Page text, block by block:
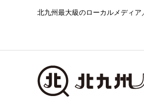
北九州最大級のローカルメディ